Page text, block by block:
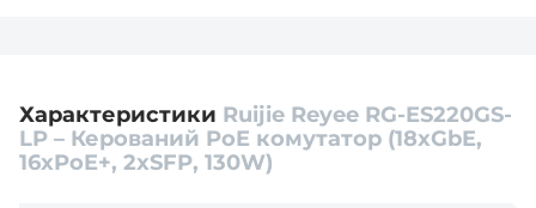
Характеристики Ruijie Reyee RG-ES220GS-
LP – Керований PoE комутатор (18xGbE,
16xPoE+, 2xSFP, 130W)